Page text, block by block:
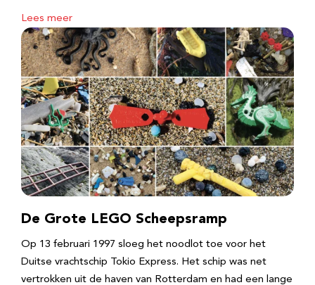
Lees meer
De Grote LEGO Scheepsramp
Op 13 februari 1997 sloeg het noodlot toe voor het
Duitse vrachtschip Tokio Express. Het schip was net
vertrokken uit de haven van Rotterdam en had een lange